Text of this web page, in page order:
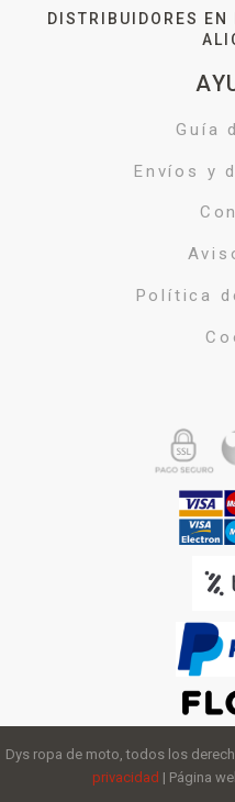
DISTRIBUIDORES EN
Guía
Envíos y
Política
Dys ropa de moto, todos los
privacidad | Página